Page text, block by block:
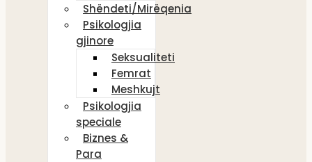
Shëndeti/Mirëqenia
Psikologjia
gjinore
Seksualiteti
Femrat
Meshkujt
Psikologjia
speciale
Biznes &
Para